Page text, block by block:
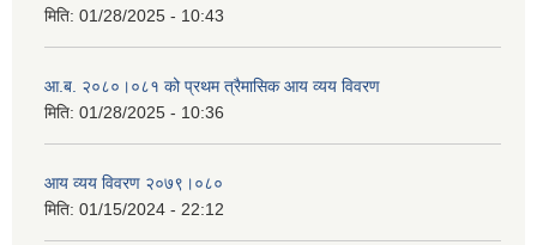
मिति: 01/28/2025 - 10:43
आ.ब. २०८०।०८१ को प्रथम त्रैमासिक आय व्यय विवरण
मिति: 01/28/2025 - 10:36
आय व्यय विवरण २०७९।०८०
मिति: 01/15/2024 - 22:12